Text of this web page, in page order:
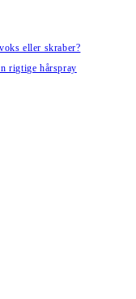
eller skraber?
rigtige hårspray